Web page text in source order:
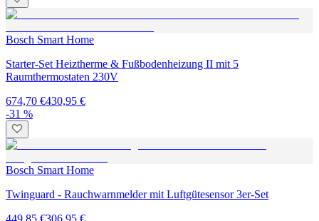
Bosch Smart Home
Starter-Set Heiztherme & Fußbodenheizung II mit 5
Raumthermostaten 230V
674,70 €430,95 €
-31 %
Bosch Smart Home
Twinguard - Rauchwarnmelder mit Luftgütesensor 3er-Set
449,85 €306,95 €